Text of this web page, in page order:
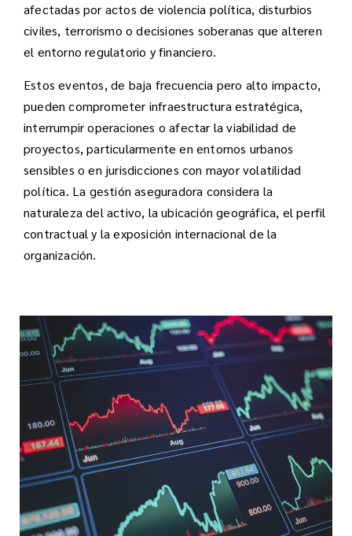
afectadas por actos de violencia política, disturbios
civiles, terrorismo o decisiones soberanas que alteren
el entorno regulatorio y financiero.
Estos eventos, de baja frecuencia pero alto impacto,
pueden comprometer infraestructura estratégica,
interrumpir operaciones o afectar la viabilidad de
proyectos, particularmente en entornos urbanos
sensibles o en jurisdicciones con mayor volatilidad
política. La gestión aseguradora considera la
naturaleza del activo, la ubicación geográfica, el perfil
contractual y la exposición internacional de la
organización.